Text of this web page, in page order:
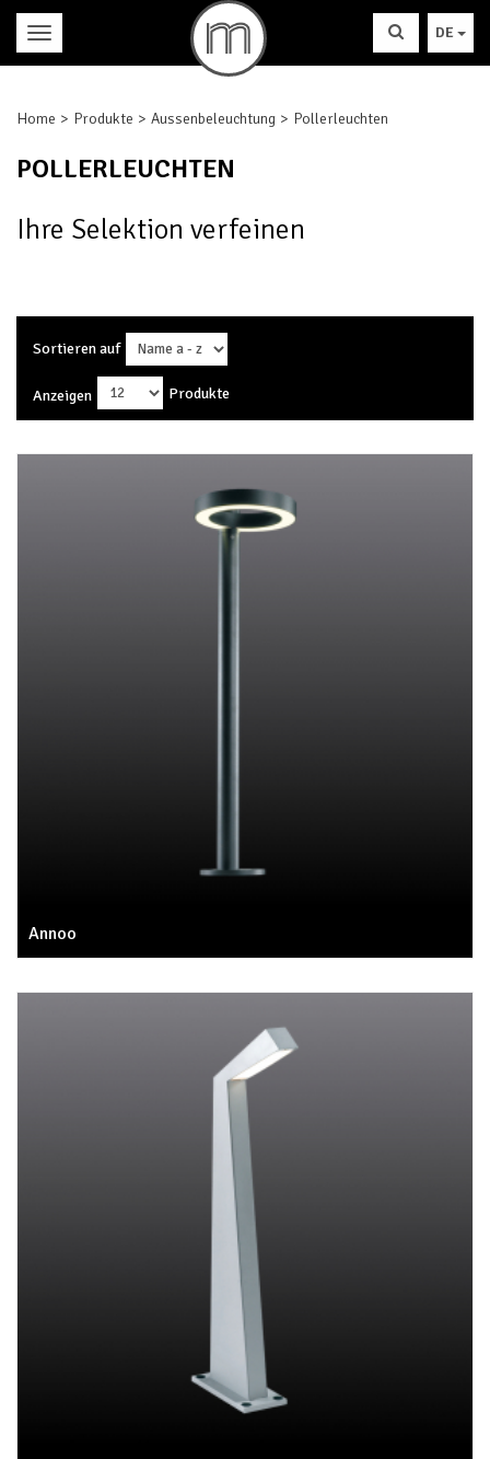
DE
Home Produkte Aussenbeleuchtung Pollerleuchten
POLLERLEUCHTEN
Ihre Selektion verfeinen
Sortieren auf
Anzeigen Produkte
Annoo